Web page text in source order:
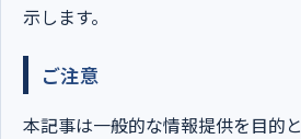
示します。
ご注意
本記事は一般的な情報提供を目的